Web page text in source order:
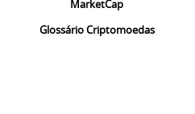
MarketCap
Glossário Criptomoedas